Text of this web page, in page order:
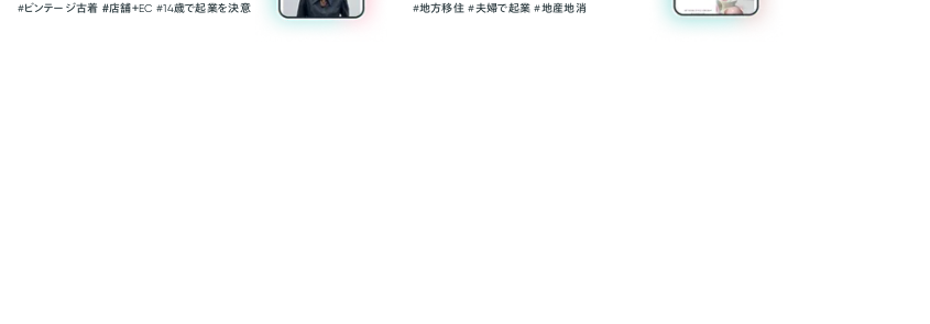
#ビンテージ古着 ＃店舗＋EC #14歳で起業を決意 #地方移住 #夫婦で起業 #地産地消